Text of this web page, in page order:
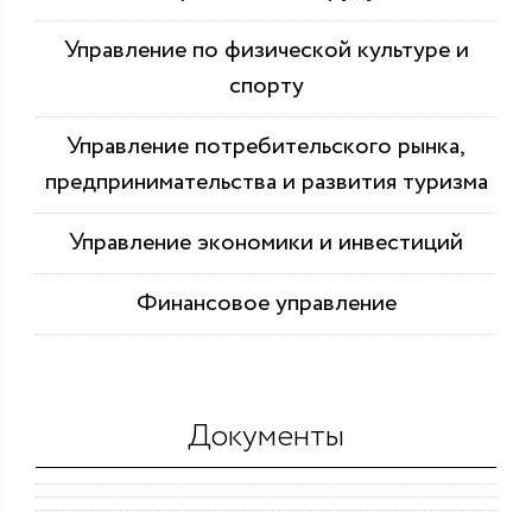
Управление по физической культуре и
спорту
Управление потребительского рынка,
предпринимательства и развития туризма
Управление экономики и инвестиций
Финансовое управление
Документы